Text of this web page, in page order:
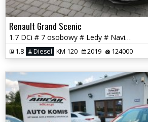
Renault Grand Scenic
1.7 DCi # 7 osobowy # Ledy # Navi # Piękny! # Serwis # GWARANCJA !!!
1.8 Diesel KM 120 2019 124000